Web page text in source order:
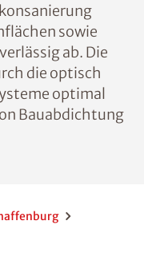
sowie
ab. Die
die optisch
optimal
Bauabdichtung